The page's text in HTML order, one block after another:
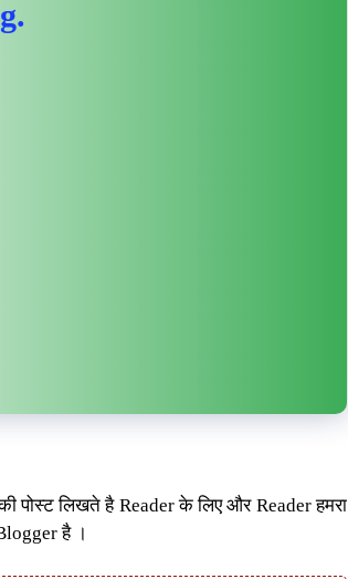
पोस्ट लिखते है Reader के लिए और Reader हमरा
है ।